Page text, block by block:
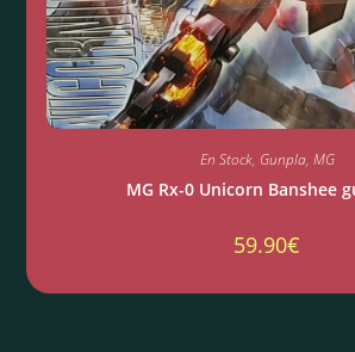
En Stock, Gunpla, MG
MG Rx-0 Unicorn Banshee
59.90€